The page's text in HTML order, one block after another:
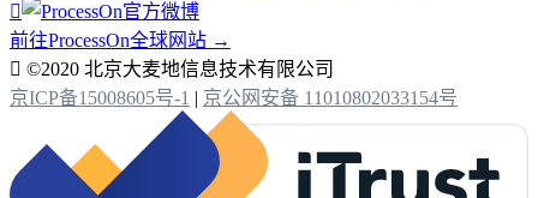

前往ProcessOn全球网站 →
 ©2020 北京大麦地信息技术有限公司
京ICP备15008605号-1 | 京公网安备 11010802033154号